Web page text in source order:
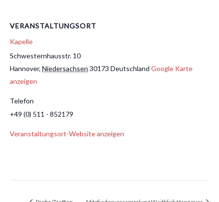
VERANSTALTUNGSORT
Kapelle
Schwesternhausstr. 10
Hannover, Niedersachsen 30173 Deutschland Google Karte
anzeigen
Telefon
+49 (0) 511 - 852179
Veranstaltungsort-Website anzeigen